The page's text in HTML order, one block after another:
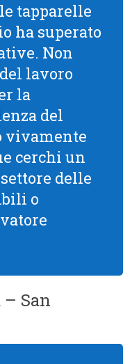
tapparelle
ha superato
Non
lavoro
la
del
vivamente
cerchi un
delle
o
– San